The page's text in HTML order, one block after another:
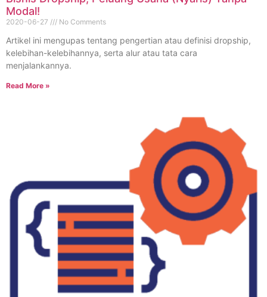
Modal!
2020-06-27 No Comments
Artikel ini mengupas tentang pengertian atau definisi dropship,
kelebihan-kelebihannya, serta alur atau tata cara
menjalankannya.
Read More »